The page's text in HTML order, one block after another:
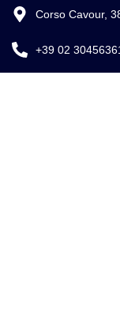
Corso Cavour,
+39 02